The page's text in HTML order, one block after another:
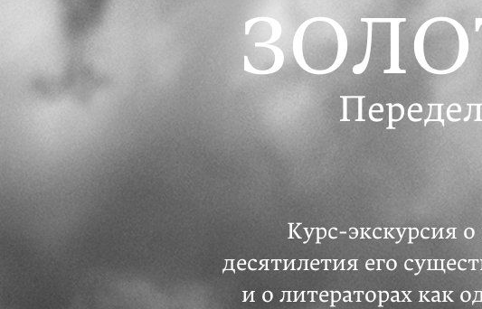
Курс-экскурсия о
десятилетия его
и о литераторах как